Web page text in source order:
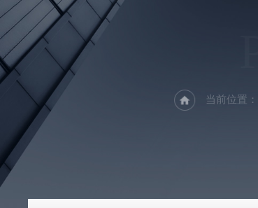
当前位置：